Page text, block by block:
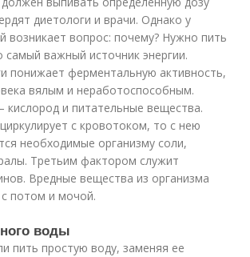
диетологи и врачи. Однако у
возникает вопрос: почему? Нужно пить
самый важный источник энергии.
понижает ферментальную активность,
вялым и неработоспособным.
кислород и питательные вещества.
с кровотоком, то с нею
необходимые организму соли,
Третьим фактором служит
Вредные вещества из организма
потом и мочой.
воды
пить простую воду, заменяя ее